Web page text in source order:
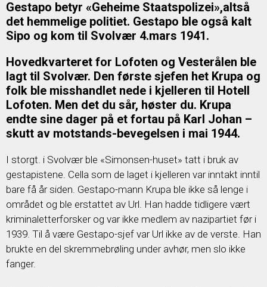
Gestapo betyr «Geheime Staatspolizei»,altså
det hemmelige politiet. Gestapo ble også kalt
Sipo og kom til Svolvær 4.mars 1941.
Hovedkvarteret for Lofoten og Vesterålen ble
lagt til Svolvær. Den første sjefen het Krupa og
folk ble misshandlet nede i kjelleren til Hotell
Lofoten. Men det du sår, høster du. Krupa
endte sine dager på et fortau på Karl Johan –
skutt av motstands-bevegelsen i mai 1944.
I storgt. i Svolvær ble «Simonsen-huset» tatt i bruk av
gestapistene. Cella som de laget i kjelleren var inntakt inntil
bare få år siden. Gestapo-mann Krupa ble ikke så lenge i
området og ble erstattet av Url. Han hadde tidligere vært
kriminaletterforsker og var ikke medlem av nazipartiet før i
1939. Til å være Gestapo-sjef var Url ikke av de verste. Han
brukte en del skremmebrøling under avhør, men slo ikke
fanger.